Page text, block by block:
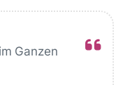
Ganzen